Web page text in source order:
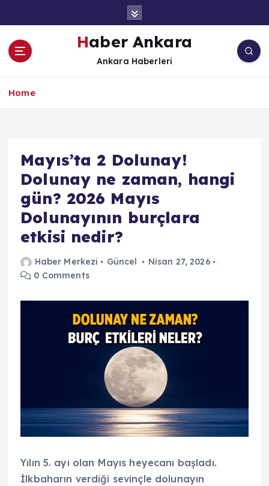
Haber Ankara
Ankara Haberleri
Home
Mayıs’ta 2 Dolunay!
Dolunay ne zaman, hangi
gün? 2026 Mayıs
Dolunayının burçlara
etkisi nedir?
Haber Merkezi Güncel
Nisan 27, 2026
0 Comments
Yılın 5. ayı olan Mayıs heyecanı başladı.
İlkbaharın verdiği sevinçle dolunayın